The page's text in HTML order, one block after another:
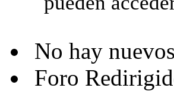
No hay
Foro